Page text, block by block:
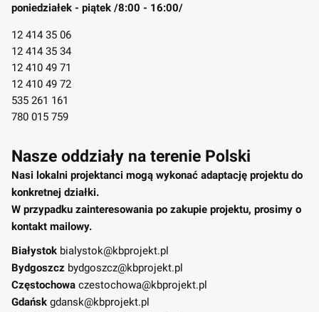
poniedziałek - piątek /8:00 - 16:00/
12 414 35 06
12 414 35 34
12 410 49 71
12 410 49 72
535 261 161
780 015 759
Nasze oddziały na terenie Polski
Nasi lokalni projektanci mogą wykonać adaptację projektu do
konkretnej działki.
W przypadku zainteresowania po zakupie projektu, prosimy o
kontakt mailowy.
Białystok bialystok@kbprojekt.pl
Bydgoszcz bydgoszcz@kbprojekt.pl
Częstochowa czestochowa@kbprojekt.pl
Gdańsk gdansk@kbprojekt.pl